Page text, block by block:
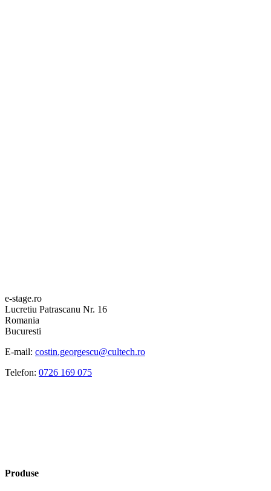
e-stage.ro
Lucretiu Patrascanu Nr. 16
Romania
Bucuresti
E-mail: costin.georgescu@cultech.ro
Telefon: 0726 169 075
Produse